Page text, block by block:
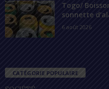
Togo/
sonnette
6 août 2026
CATÉGORIE POPULAIRE